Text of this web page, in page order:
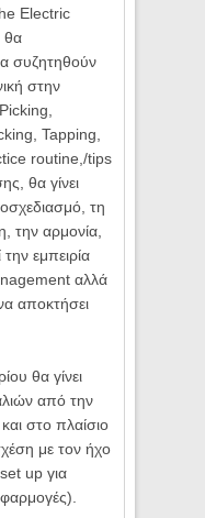
Electric
θα
συζητηθούν
στην
Picking
,Tapping
routine ,/tips
θα γίνει
τη
την αρμονία,
την εμπειρία
αλλά
αποκτήσει
θα γίνει
από την
και στο πλαίσιο
με τον ήχο
set up για